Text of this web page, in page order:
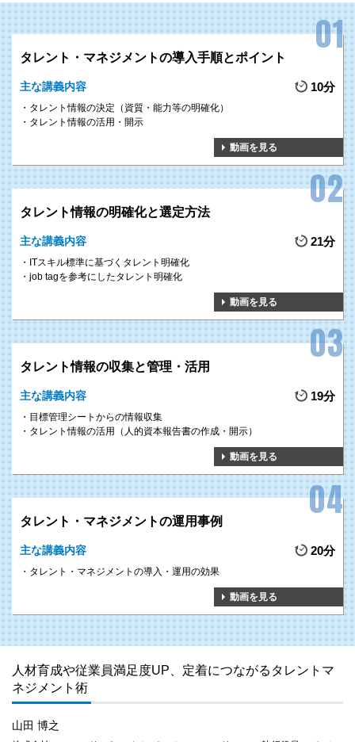
タレント・マネジメントの導入手順とポイント
主な講義内容 10分
タレント情報の決定（資質・能力等の明確化）
タレント情報の活用・開示
動画を見る
タレント情報の明確化と選定方法
主な講義内容 21分
ITスキル標準に基づくタレント明確化
job tagを参考にしたタレント明確化
動画を見る
タレント情報の収集と管理・活用
主な講義内容 19分
目標管理シートからの情報収集
タレント情報の活用（人的資本報告書の作成・開示）
動画を見る
タレント・マネジメントの運用事例
主な講義内容 20分
タレント・マネジメントの導入・運用の効果
動画を見る
人材育成や従業員満足度UP、定着につながるタレントマ
ネジメント術
山田 博之